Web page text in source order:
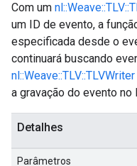
Com um
um ID de evento, a
especificada desde o
continuará buscando
nl::Weave::TLV::TLVWriter
a gravação do evento
Detalhes
Parâmetros